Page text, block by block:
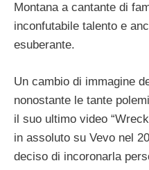
Montana a cantante di
inconfutabile talento e
esuberante.
Un cambio di immagine
nonostante le tante
il suo ultimo video
in assoluto su Vevo nel
deciso di incoronarla